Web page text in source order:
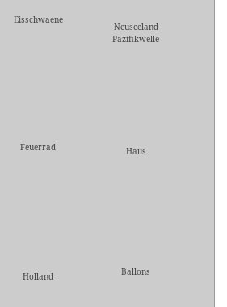
Eisschwaene
Neuseeland
Pazifikwelle
Feuerrad Haus
Holland Ballons